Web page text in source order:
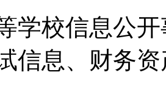
等学校信息公
信息、财务